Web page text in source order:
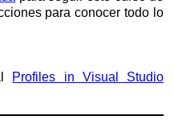
para conocer todo lo
Profiles in Visual Studio